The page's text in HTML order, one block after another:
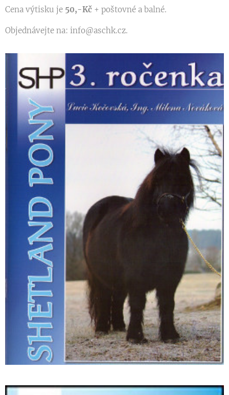
Cena výtisku je 50,-Kč + poštovné a balné.
Objednávejte na: info@aschk.cz.